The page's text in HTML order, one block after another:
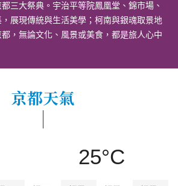
三大祭典。宇治平等院鳳凰堂、錦市場、
展現傳統與生活美學；柯南與銀魂取景地
，無論文化、風景或美食，都是旅人心中
京都天氣
25°C